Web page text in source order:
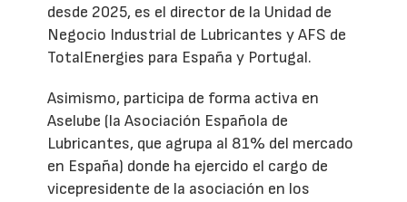
desde 2025, es el director de la Unidad de
Negocio Industrial de Lubricantes y AFS de
TotalEnergies para España y Portugal.
Asimismo, participa de forma activa en
Aselube (la Asociación Española de
Lubricantes, que agrupa al 81% del mercado
en España) donde ha ejercido el cargo de
vicepresidente de la asociación en los